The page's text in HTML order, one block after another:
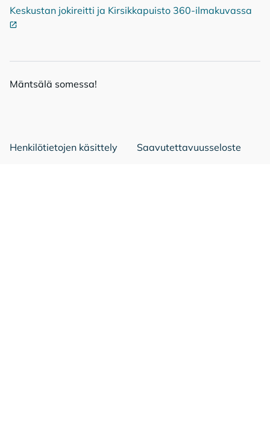
Keskustan jokireitti ja Kirsikkapuisto 360-ilmakuvassa
Mänt­sä­lä so­mes­sa!
Henkilötietojen käsittely Saavutettavuusseloste